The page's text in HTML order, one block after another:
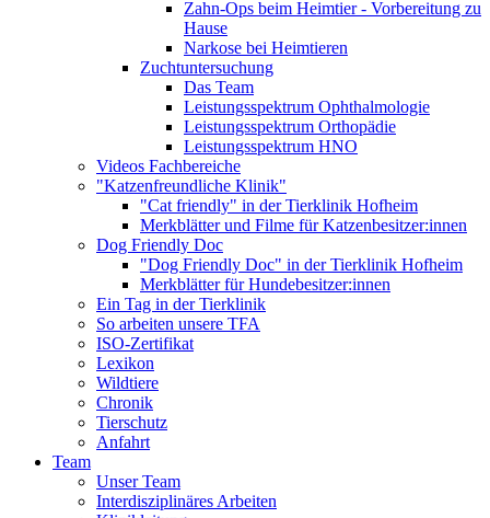
Zahn-Ops beim Heimtier - Vorbereitung zu
Hause
Narkose bei Heimtieren
Zuchtuntersuchung
Das Team
Leistungsspektrum Ophthalmologie
Leistungsspektrum Orthopädie
Leistungsspektrum HNO
Videos Fachbereiche
"Katzenfreundliche Klinik"
"Cat friendly" in der Tierklinik Hofheim
Merkblätter und Filme für Katzenbesitzer:innen
Dog Friendly Doc
"Dog Friendly Doc" in der Tierklinik Hofheim
Merkblätter für Hundebesitzer:innen
Ein Tag in der Tierklinik
So arbeiten unsere TFA
ISO-Zertifikat
Lexikon
Wildtiere
Chronik
Tierschutz
Anfahrt
Team
Unser Team
Interdisziplinäres Arbeiten